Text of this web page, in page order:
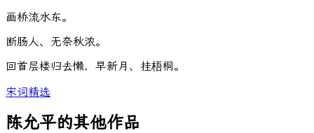
画桥流水东。
断肠人、 无奈秋浓。
回首层楼归去懒， 早新月 、 挂梧桐。
宋词精选
陈允平的其他作品